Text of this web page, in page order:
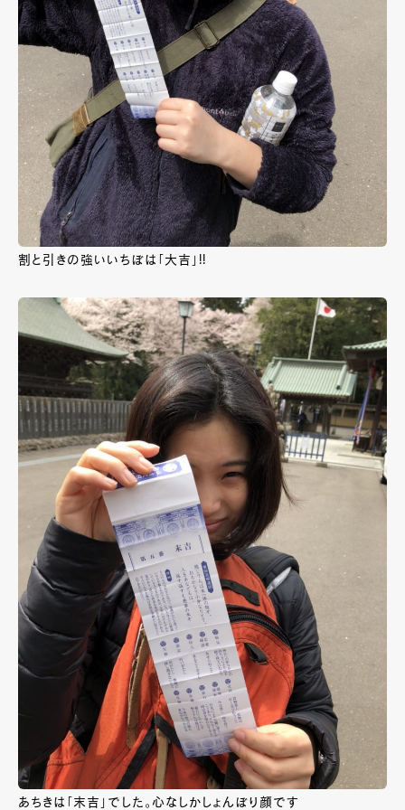
割と引きの強いいちぼは「大吉」!!
あちきは「末吉」でした。心なしかしょんぼり顔です